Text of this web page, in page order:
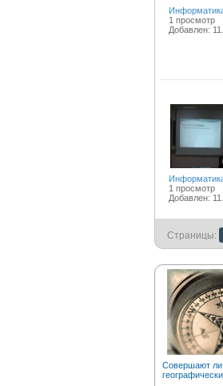
1 просмотр
Добавлен:
1 просмотр
Добавлен:
Страницы:
Совершают